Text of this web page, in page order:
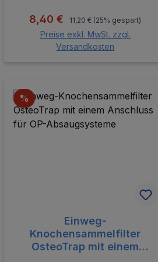
Verkaufspreis:
8,40 € Regulärer Preis:
11,20 € (25% gespart)
Preise exkl. MwSt. zzgl.
Versandkosten
% Rabatt
Einweg-
Knochensammelfilter
OsteoTrap mit einem